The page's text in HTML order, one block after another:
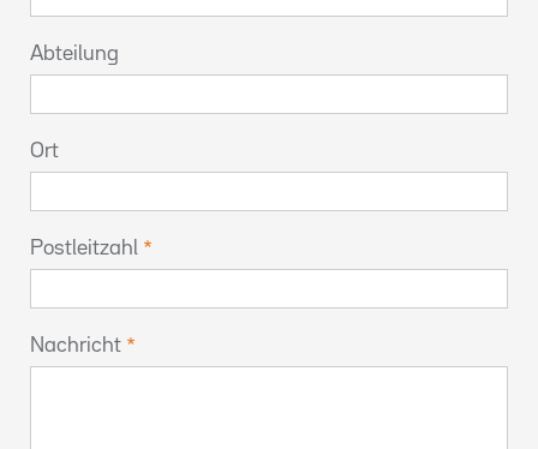
Abteilung
Ort
Postleitzahl
Nachricht